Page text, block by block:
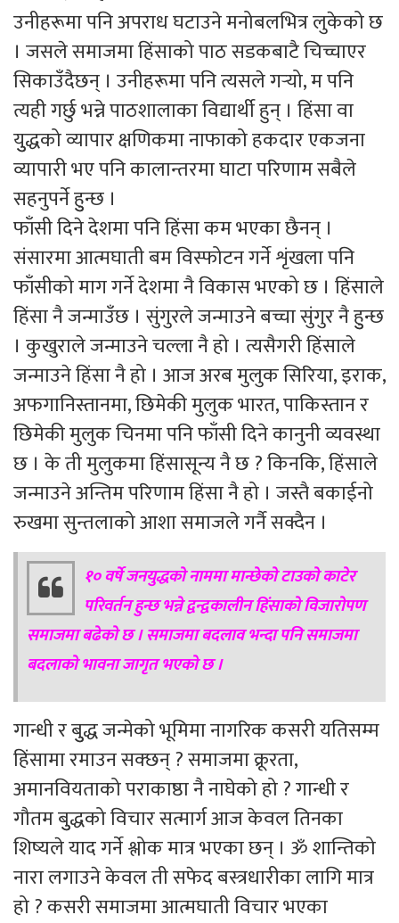
उनीहरूमा पनि अपराध घटाउने मनोबलभित्र लुकेको छ
। जसले समाजमा हिंसाको पाठ सडकबाटै चिच्चाएर
सिकाउँदैछन् । उनीहरूमा पनि त्यसले गर्‍यो, म पनि
त्यही गर्छु भन्ने पाठशालाका विद्यार्थी हुन् । हिंसा वा
युुद्धको व्यापार क्षणिकमा नाफाको हकदार एकजना
व्यापारी भए पनि कालान्तरमा घाटा परिणाम सबैले
सहनुपर्ने हुुन्छ ।
फाँसी दिने देशमा पनि हिंसा कम भएका छैनन् ।
संसारमा आत्मघाती बम विस्फोटन गर्ने शृंखला पनि
फाँसीको माग गर्ने देशमा नै विकास भएको छ । हिंसाले
हिंसा नै जन्माउँछ । सुंगुरले जन्माउने बच्चा सुंगुर नै हुुन्छ
। कुखुराले जन्माउने चल्ला नै हो । त्यसैगरी हिंसाले
जन्माउने हिंसा नै हो । आज अरब मुलुक सिरिया, इराक,
अफगानिस्तानमा, छिमेकी मुलुक भारत, पाकिस्तान र
छिमेकी मुलुक चिनमा पनि फाँसी दिने कानुनी व्यवस्था
छ । के ती मुलुकमा हिंसासून्य नै छ ? किनकि, हिंसाले
जन्माउने अन्तिम परिणाम हिंसा नै हो । जस्तै बकाईनो
रुखमा सुन्तलाको आशा समाजले गर्नै सक्दैन ।
१० वर्षे जनयुद्धको नाममा मान्छेको टाउको काटेर
परिवर्तन हुन्छ भन्ने द्वन्द्वकालीन हिंसाको विजारोपण
समाजमा बढेको छ । समाजमा बदलाव भन्दा पनि समाजमा
बदलाको भावना जागृत भएको छ ।
गान्धी र बुुद्ध जन्मेको भूमिमा नागरिक कसरी यतिसम्म
हिंसामा रमाउन सक्छन् ? समाजमा क्रूरता,
अमानवियताको पराकाष्ठा नै नाघेको हो ? गान्धी र
गौतम बुुद्धको विचार सत्मार्ग आज केवल तिनका
शिष्यले याद गर्ने श्लोक मात्र भएका छन् । ॐ शान्तिको
नारा लगाउने केवल ती सफेद बस्त्रधारीका लागि मात्र
हो ? कसरी समाजमा आत्मघाती विचार भएका